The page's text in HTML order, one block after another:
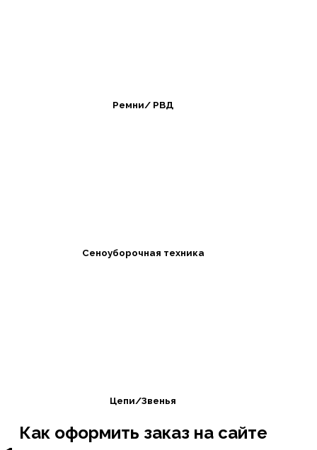
Ремни/ РВД
Сеноуборочная техника
Цепи/Звенья
Как оформить заказ на сайте